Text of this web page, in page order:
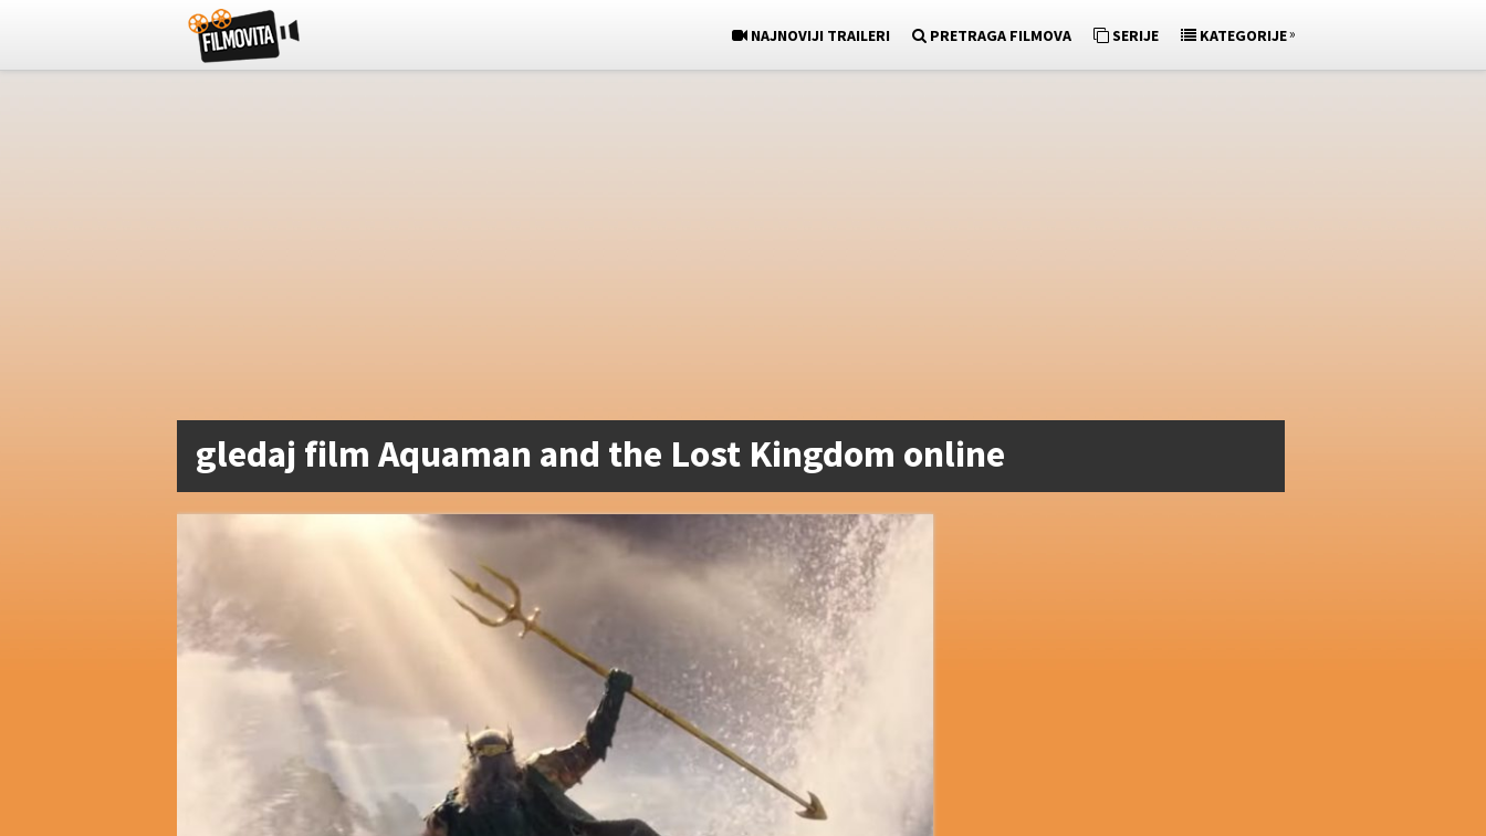
NAJNOVIJI TRAILERI PRETRAGA FILMOVA SERIJE KATEGORIJE»
gledaj film Aquaman and the Lost Kingdom online